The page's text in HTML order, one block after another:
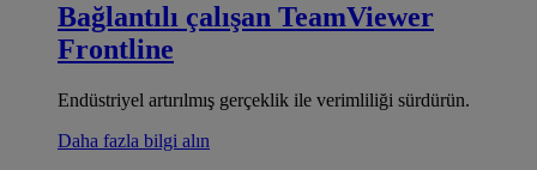
Bağlantılı çalışan TeamViewer
Frontline
Endüstriyel artırılmış gerçeklik ile verimliliği sürdürün.
Daha fazla bilgi alın